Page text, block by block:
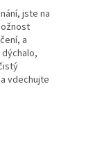
jste na
a
vdechujte